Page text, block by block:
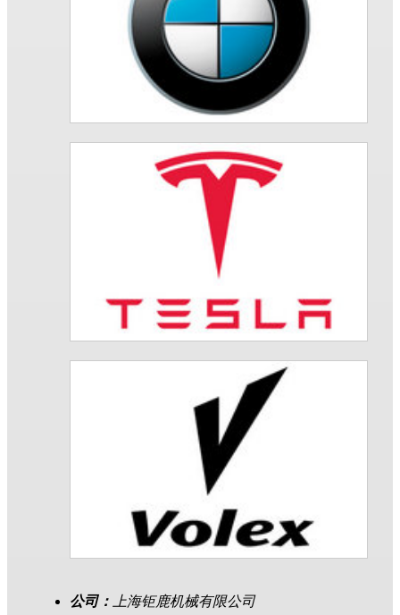
公司：
上海钜鹿机械有限公司